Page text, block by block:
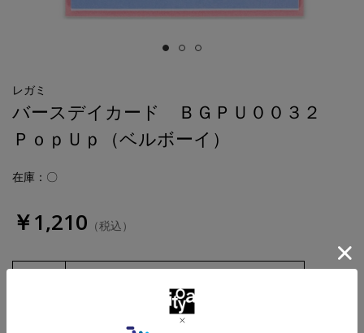
レガミ
バースデイカード ＢＧＰＵ００３２
ＰｏｐＵｐ（ベルボーイ）
在庫：〇
￥1,210 （税込）